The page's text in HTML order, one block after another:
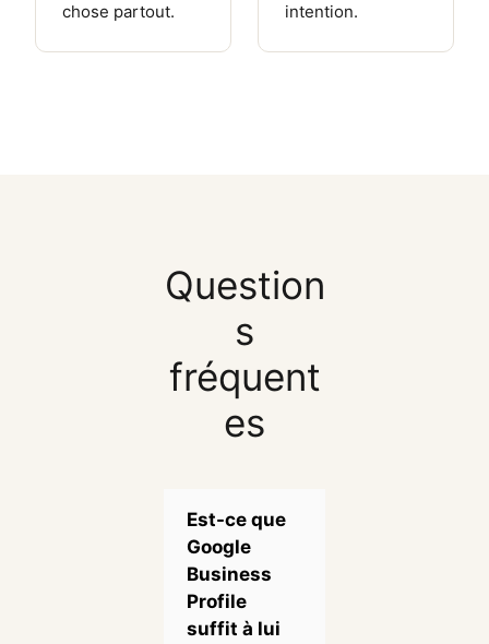
chose partout.
intention.
Question
s
fréquent
es
Est-ce que
Google
Business
Profile
suffit à lui